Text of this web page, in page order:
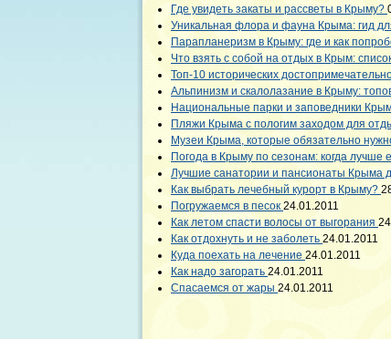
Где увидеть закаты и рассветы в Крыму?
Уникальная флора и фауна Крыма: гид
Парапланеризм в Крыму: где и как
Что взять с собой на отдых в Крым:
Топ-10 исторических
Альпинизм и скалолазание в Крыму:
Национальные парки и заповедники
Пляжи Крыма с пологим заходом для
Музеи Крыма, которые обязательно
Погода в Крыму по сезонам: когда лучше
Лучшие санатории и пансионаты Крыма
Как выбрать лечебный курорт в Крыму?
Погружаемся в песок 24.01.2011
Как летом спасти волосы от выгорания
Как отдохнуть и не заболеть 24.01.2011
Куда поехать на лечение 24.01.2011
Как надо загорать 24.01.2011
Спасаемся от жары 24.01.2011